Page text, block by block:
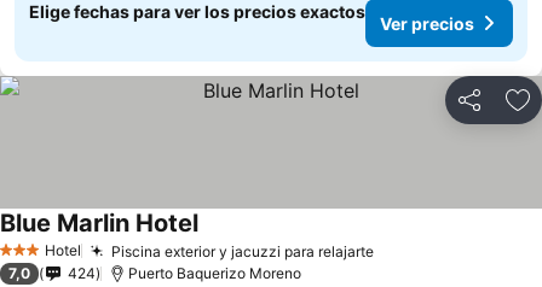
Elige fechas para ver los precios exactos
Ver precios
Compartir
3 Estrellas
Hotel Piscina exterior y jacuzzi para relajarteVer precios
Blue Marlin HotelVer precios
7,0 424 Puerto Baquerizo Moreno